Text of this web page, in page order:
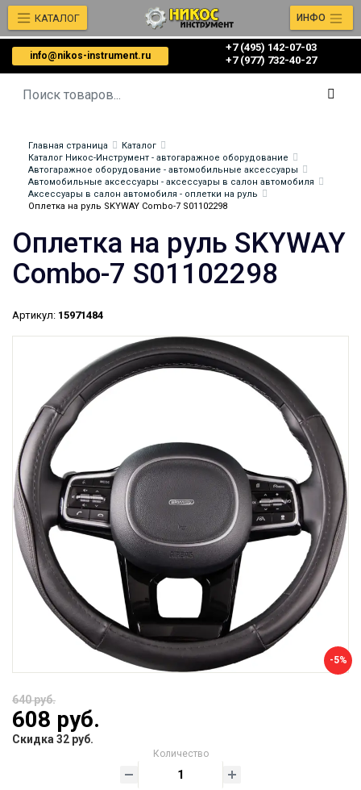
info@nikos-instrument.ru
+7 (495) 142-07-03
‎‎+7 (977) 732-40-27
КАТАЛОГ ИНФО
Главная страница
Каталог
Каталог Никос-Инструмент - автогаражное оборудование
Автогаражное оборудование - автомобильные аксессуары
Автомобильные аксессуары - аксессуары в салон автомобиля
Аксессуары в салон автомобиля - оплетки на руль
Оплетка на руль SKYWAY Combo-7 S01102298
Оплетка на руль SKYWAY
Combo-7 S01102298
Артикул: 15971484
-5%
640 руб.
608 руб.
Скидка 32 руб.
Количество